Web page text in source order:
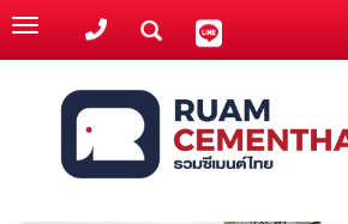
Toggle
navigation